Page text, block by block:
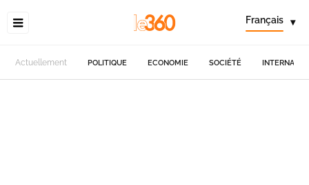
Français ▾
Actuellement POLITIQUE ECONOMIE SOCIÉTÉ